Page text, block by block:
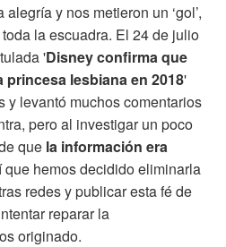
y nos metieron un ‘gol’,
la escuadra. El 24 de julio
'Disney confirma que
princesa lesbiana en 2018'
y levantó muchos comentarios
pero al investigar un poco
que la información era
que hemos decidido eliminarla
redes y publicar esta fé de
reparar la
originado.